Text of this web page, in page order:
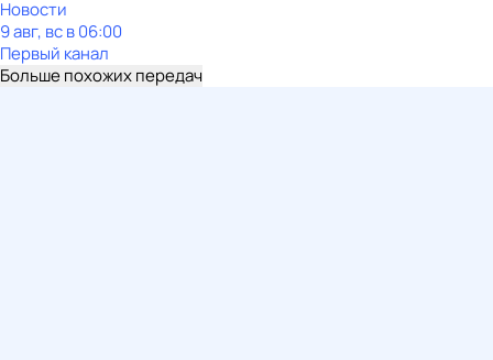
Новости
9 авг, вс в 06:00
Первый канал
Больше похожих передач